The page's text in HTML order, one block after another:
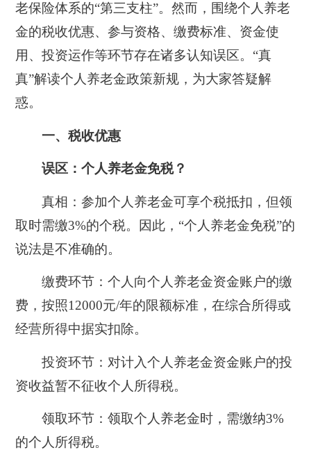
老保险体系的“第三支柱”。然而，围绕个人养老
金的税收优惠、参与资格、缴费标准、资金使
用、投资运作等环节存在诸多认知误区。“真
真”解读个人养老金政策新规，为大家答疑解
惑。
一、税收优惠
误区：个人养老金免税？
真相：参加个人养老金可享个税抵扣，但领
取时需缴3%的个税。因此，“个人养老金免税”的
说法是不准确的。
缴费环节：个人向个人养老金资金账户的缴
费，按照12000元/年的限额标准，在综合所得或
经营所得中据实扣除。
投资环节： 对计入个人养老金资金账户的投
资收益暂不征收个人所得税。
领取环节：领取个人养老金时， 需缴纳3%
的个人所得税。